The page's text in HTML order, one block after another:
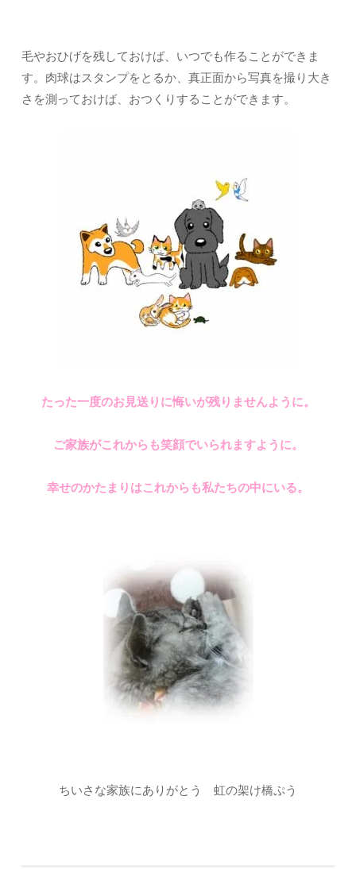
毛やおひげを残しておけば、いつでも作ることができま
す。肉球はスタンプをとるか、真正面から写真を撮り大き
さを測っておけば、おつくりすることができます。
たった一度のお見送りに悔いが残りませんように。
ご家族がこれからも笑顔でいられますように。
幸せのかたまりはこれからも私たちの中にいる。
ちいさな家族にありがとう 虹の架け橋ぷう